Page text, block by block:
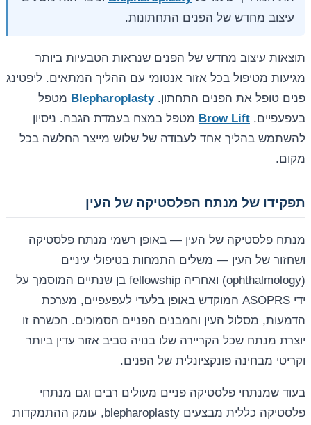
עיצוב מחדש של הפנים התחתונות.
תוצאות עיצוב מחדש של הפנים שנראות הטבעיות ביותר
מגיעות מטיפול בכל אזור אנטומי עם ההליך המתאים. ליפטינג
פנים טופל את הפנים התחתון.Blepharoplasty מטפל
בעפעפיים. Brow Lift מטפל במצח בעמדת הגבה. ניסיון
להשתמש בהליך אחד לעבודה של שלוש מייצר החלשה בכל
מקום.
תפקידו של מנתח הפלסטיקה של העין
מנתח פלסטיקה של העין — באופן רשמי מנתח פלסטיקה
ושחזור של העין — משלים התמחות בטיפולי עיניים
(ophthalmology) ואחריה fellowship בן שנתיים המוסמך על
ידי ASOPRS המוקדש באופן בלעדי לעפעפיים, מערכת
הדמעות, מסלול העין והמבנים הפניים הסמוכים. הכשרה זו
יוצרת מנתח שכל הקריירה שלו בנויה סביב אזור עדין ביותר
וקריטי מבחינה פונקציונלית של הפנים.
בעוד שמנתחי פלסטיקה פניים מעולים רבים וגם מנתחי
פלסטיקה כללית מבצעים blepharoplasty, עומק ההתמקדות